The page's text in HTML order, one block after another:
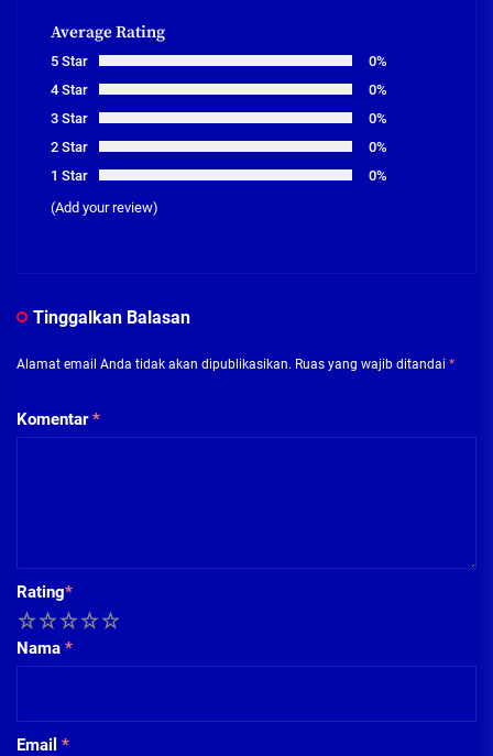
Average Rating
5 Star
0%
4 Star
0%
3 Star
0%
2 Star
0%
1 Star
0%
(Add your review)
Tinggalkan Balasan
Alamat email Anda tidak akan dipublikasikan. Ruas yang wajib ditandai *
Komentar*
Rating*
5
4
3
2
Nama *
Email *